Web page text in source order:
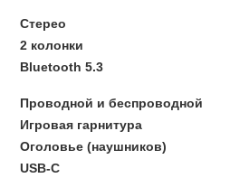
Стерео
2 колонки
Bluetooth 5.3
Проводной и беспроводной
Игровая гарнитура
Оголовье (наушников)
USB-C